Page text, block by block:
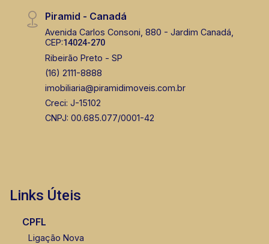
Piramid - Canadá
Avenida Carlos Consoni, 880 - Jardim Canadá,
CEP:14024-270
Ribeirão Preto - SP
(16) 2111-8888
imobiliaria@piramidimoveis.com.br
Creci: J-15102
CNPJ: 00.685.077/0001-42
Links Úteis
CPFL
Ligação Nova